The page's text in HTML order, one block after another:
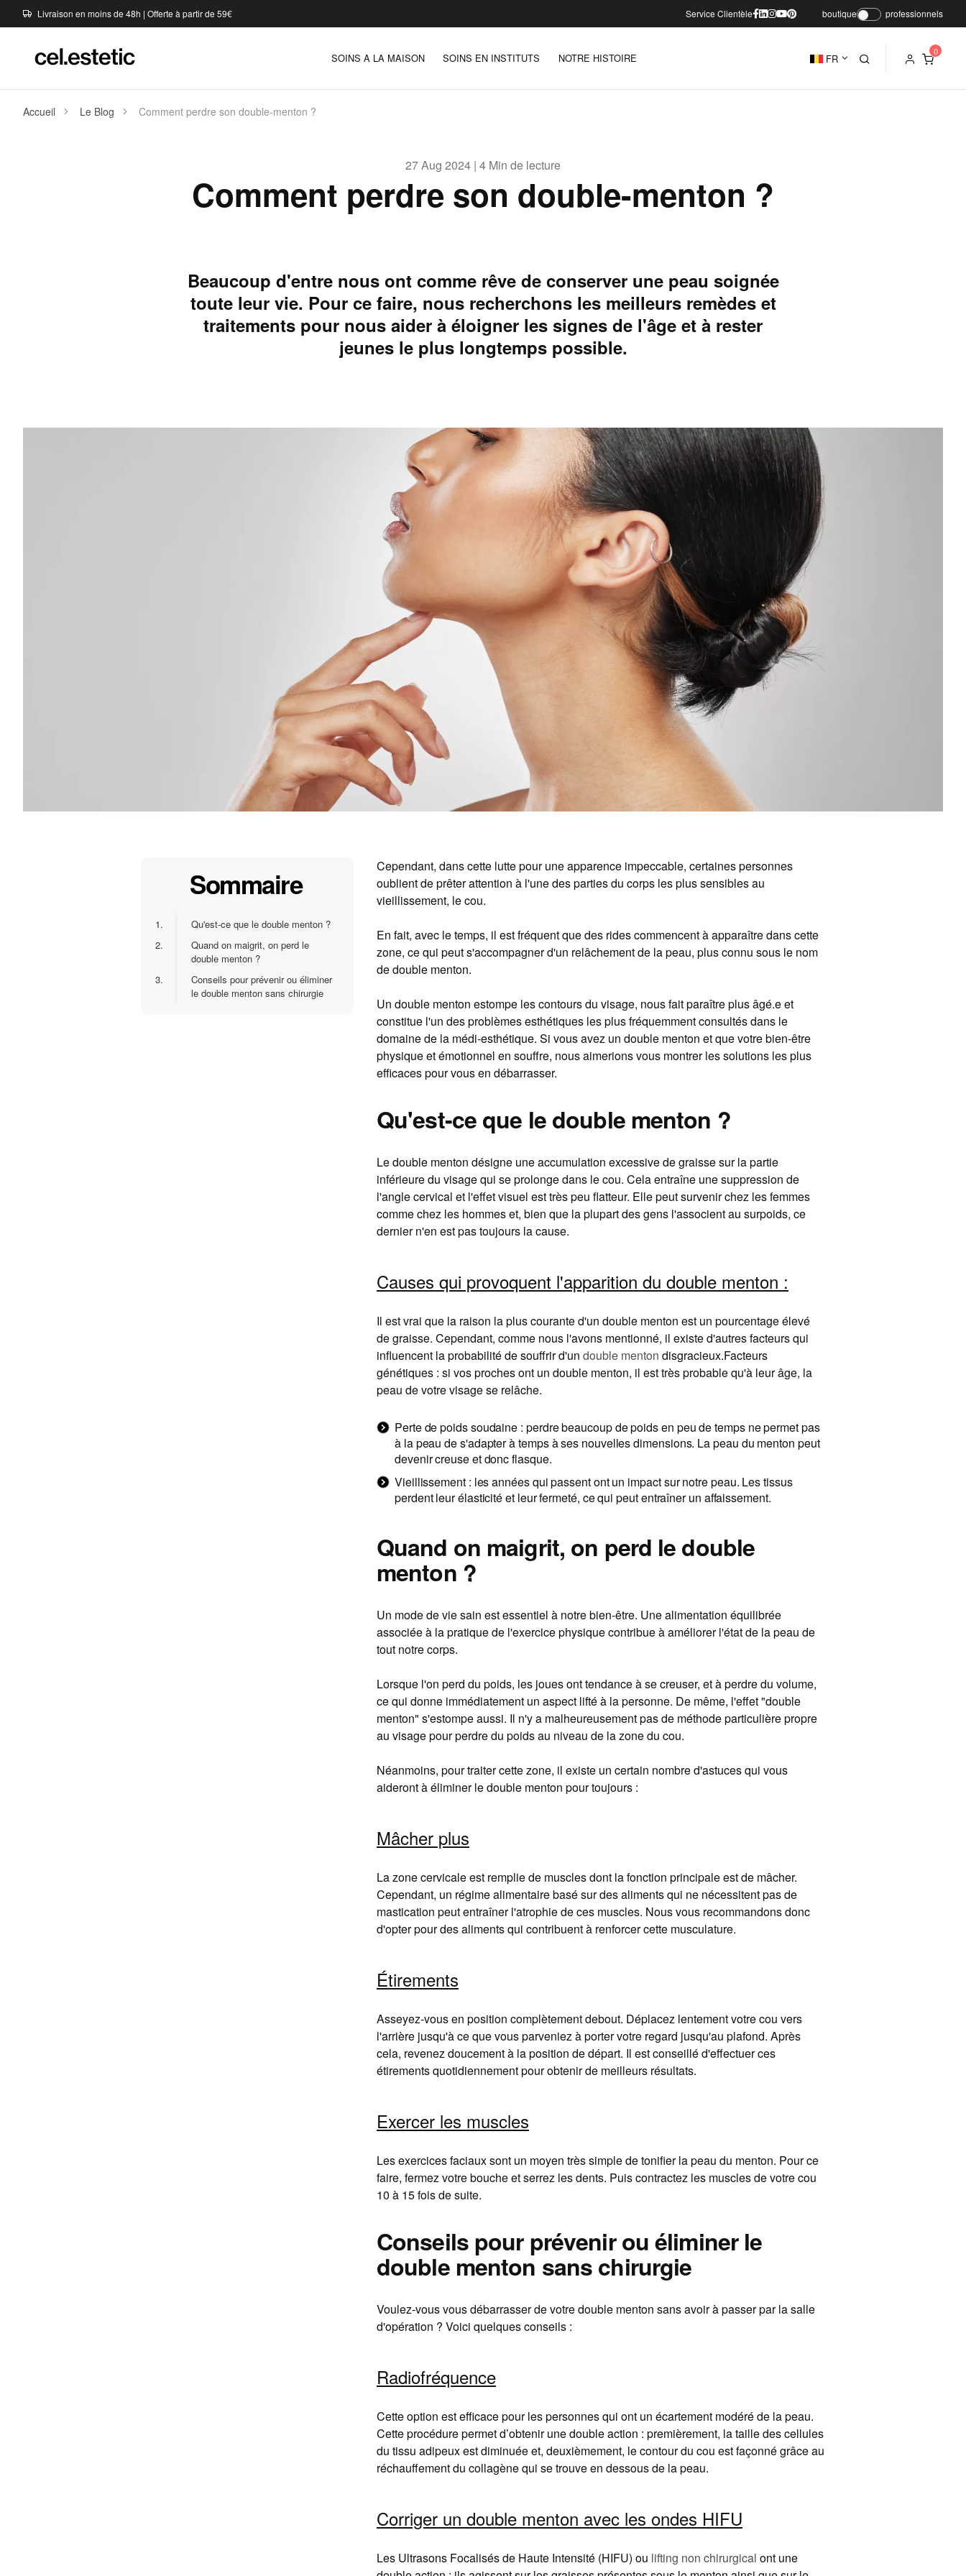
Livraison en moins de 48h | Offerte à partir de 59€ Service Clientèle boutique professionnels
SOINS A LA MAISON SOINS EN INSTITUTS NOTRE HISTOIRE FR
Accueil Le Blog Comment perdre son double-menton ?
27 Aug 2024 | 4 Min de lecture
Comment perdre son double-menton ?
Beaucoup d'entre nous ont comme rêve de conserver une peau soignée
toute leur vie. Pour ce faire, nous recherchons les meilleurs remèdes et
traitements pour nous aider à éloigner les signes de l'âge et à rester
jeunes le plus longtemps possible.
Sommaire
1.
Qu'est-ce que le double menton ?
2.
Quand on maigrit, on perd le
double menton ?
3.
Conseils pour prévenir ou éliminer
le double menton sans chirurgie
Cependant, dans cette lutte pour une apparence impeccable, certaines personnes
oublient de prêter attention à l'une des parties du corps les plus sensibles au
vieillissement, le cou.
En fait, avec le temps, il est fréquent que des rides commencent à apparaître dans cette
zone, ce qui peut s'accompagner d'un relâchement de la peau, plus connu sous le nom
de double menton.
Un double menton estompe les contours du visage, nous fait paraître plus âgé.e et
constitue l'un des problèmes esthétiques les plus fréquemment consultés dans le
domaine de la médi-esthétique. Si vous avez un double menton et que votre bien-être
physique et émotionnel en souffre, nous aimerions vous montrer les solutions les plus
efficaces pour vous en débarrasser.
Qu'est-ce que le double menton ?
Le double menton désigne une accumulation excessive de graisse sur la partie
inférieure du visage qui se prolonge dans le cou. Cela entraîne une suppression de
l'angle cervical et l'effet visuel est très peu flatteur. Elle peut survenir chez les femmes
comme chez les hommes et, bien que la plupart des gens l'associent au surpoids, ce
dernier n'en est pas toujours la cause.
Causes qui provoquent l'apparition du double menton :
Il est vrai que la raison la plus courante d'un double menton est un pourcentage élevé
de graisse. Cependant, comme nous l'avons mentionné, il existe d'autres facteurs qui
influencent la probabilité de souffrir d'un double menton disgracieux.Facteurs
génétiques : si vos proches ont un double menton, il est très probable qu'à leur âge, la
peau de votre visage se relâche.
Perte de poids soudaine : perdre beaucoup de poids en peu de temps ne permet pas
à la peau de s'adapter à temps à ses nouvelles dimensions. La peau du menton peut
devenir creuse et donc flasque.
Vieillissement : les années qui passent ont un impact sur notre peau. Les tissus
perdent leur élasticité et leur fermeté, ce qui peut entraîner un affaissement.
Quand on maigrit, on perd le double
menton ?
Un mode de vie sain est essentiel à notre bien-être. Une alimentation équilibrée
associée à la pratique de l'exercice physique contribue à améliorer l'état de la peau de
tout notre corps.
Lorsque l'on perd du poids, les joues ont tendance à se creuser, et à perdre du volume,
ce qui donne immédiatement un aspect lifté à la personne. De même, l'effet "double
menton" s'estompe aussi. Il n'y a malheureusement pas de méthode particulière propre
au visage pour perdre du poids au niveau de la zone du cou.
Néanmoins, pour traiter cette zone, il existe un certain nombre d'astuces qui vous
aideront à éliminer le double menton pour toujours :
Mâcher plus
La zone cervicale est remplie de muscles dont la fonction principale est de mâcher.
Cependant, un régime alimentaire basé sur des aliments qui ne nécessitent pas de
mastication peut entraîner l'atrophie de ces muscles. Nous vous recommandons donc
d'opter pour des aliments qui contribuent à renforcer cette musculature.
Étirements
Asseyez-vous en position complètement debout. Déplacez lentement votre cou vers
l'arrière jusqu'à ce que vous parveniez à porter votre regard jusqu'au plafond. Après
cela, revenez doucement à la position de départ. Il est conseillé d'effectuer ces
étirements quotidiennement pour obtenir de meilleurs résultats.
Exercer les muscles
Les exercices faciaux sont un moyen très simple de tonifier la peau du menton. Pour ce
faire, fermez votre bouche et serrez les dents. Puis contractez les muscles de votre cou
10 à 15 fois de suite.
Conseils pour prévenir ou éliminer le
double menton sans chirurgie
Voulez-vous vous débarrasser de votre double menton sans avoir à passer par la salle
d'opération ? Voici quelques conseils :
Radiofréquence
Cette option est efficace pour les personnes qui ont un écartement modéré de la peau.
Cette procédure permet d’obtenir une double action : premièrement, la taille des cellules
du tissu adipeux est diminuée et, deuxièmement, le contour du cou est façonné grâce au
réchauffement du collagène qui se trouve en dessous de la peau.
Corriger un double menton avec les ondes HIFU
Les Ultrasons Focalisés de Haute Intensité (HIFU) ou lifting non chirurgical ont une